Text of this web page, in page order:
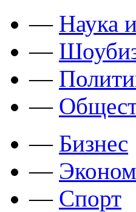
— Наука
—
—
—
— Бизнес
—
— Спорт